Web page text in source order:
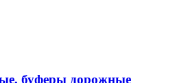
буферы дорожные